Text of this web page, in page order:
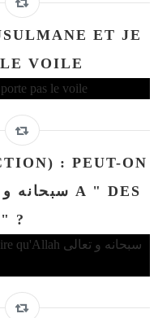
ET JE
VOILE
: PEUT-ON
?